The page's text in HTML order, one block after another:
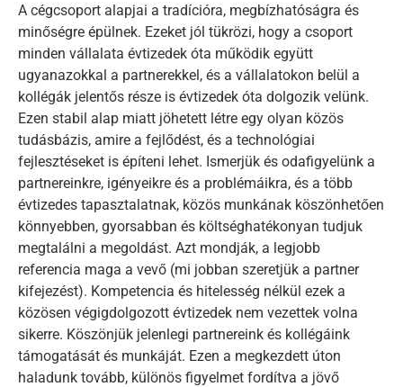
A cégcsoport alapjai a tradícióra, megbízhatóságra és
minőségre épülnek. Ezeket jól tükrözi, hogy a csoport
minden vállalata évtizedek óta működik együtt
ugyanazokkal a partnerekkel, és a vállalatokon belül a
kollégák jelentős része is évtizedek óta dolgozik velünk.
Ezen stabil alap miatt jöhetett létre egy olyan közös
tudásbázis, amire a fejlődést, és a technológiai
fejlesztéseket is építeni lehet. Ismerjük és odafigyelünk a
partnereinkre, igényeikre és a problémáikra, és a több
évtizedes tapasztalatnak, közös munkának köszönhetően
könnyebben, gyorsabban és költséghatékonyan tudjuk
megtalálni a megoldást. Azt mondják, a legjobb
referencia maga a vevő (mi jobban szeretjük a partner
kifejezést). Kompetencia és hitelesség nélkül ezek a
közösen végigdolgozott évtizedek nem vezettek volna
sikerre. Köszönjük jelenlegi partnereink és kollégáink
támogatását és munkáját. Ezen a megkezdett úton
haladunk tovább, különös figyelmet fordítva a jövő